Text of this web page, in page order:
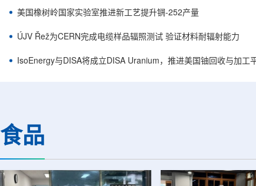
美国橡树岭国家实验室推进新工艺提升锎-252产量
ÚJV Řež为CERN完成电缆样品辐照测试 验证材料耐辐射能力
IsoEnergy与DISA将成立DISA Uranium，推进美国铀回收与加工
食品